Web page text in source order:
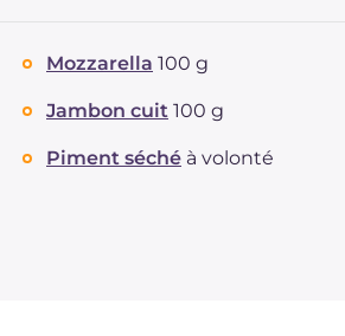
Mozzarella 100 g
Jambon cuit 100 g
Piment séché à volonté